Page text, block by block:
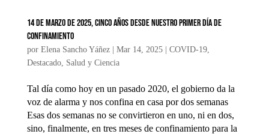
14 de marzo de 2025, cinco años desde nuestro primer día de
confinamiento
por Elena Sancho Yáñez| Mar 14, 2025| COVID-19,
Destacado, Salud y Ciencia
Tal día como hoy en un pasado 2020, el gobierno da la
voz de alarma y nos confina en casa por dos semanas
Esas dos semanas no se convirtieron en uno, ni en dos,
sino, finalmente, en tres meses de confinamiento para la